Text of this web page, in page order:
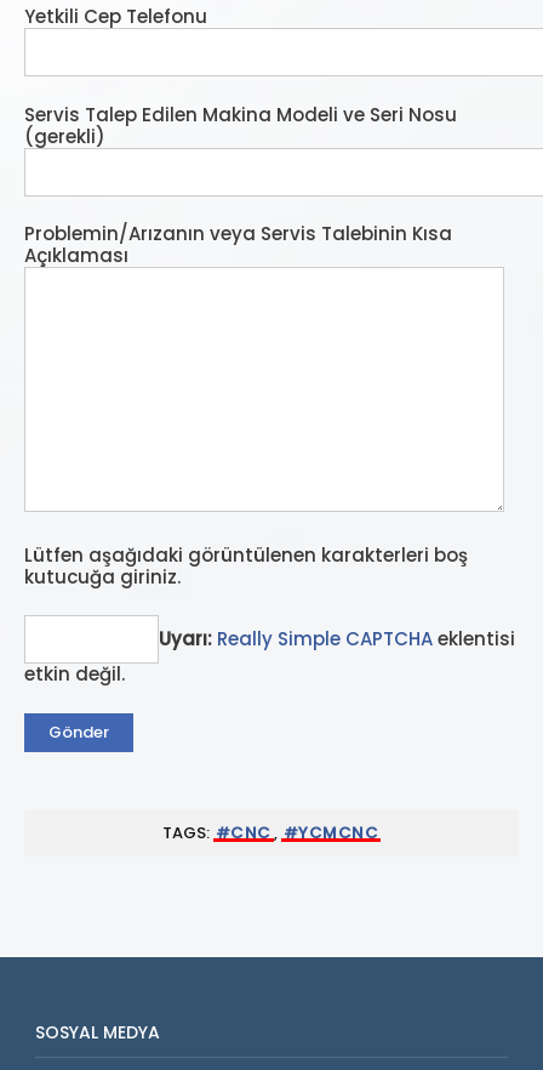
Yetkili Cep Telefonu
Servis Talep Edilen Makina Modeli ve Seri Nosu
(gerekli)
Problemin/Arızanın veya Servis Talebinin Kısa
Açıklaması
Lütfen aşağıdaki görüntülenen karakterleri boş
kutucuğa giriniz.
Uyarı: Really Simple CAPTCHAeklentisi
etkin değil.
TAGS: #CNC, #YCMCNC
SOSYAL MEDYA